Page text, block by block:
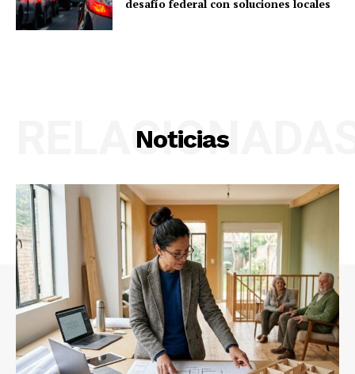
desafío federal con soluciones locales
Noticias